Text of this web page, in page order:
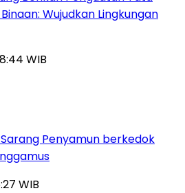
Wujudkan Lingkungan
WIB
Penyamun berkedok
WIB